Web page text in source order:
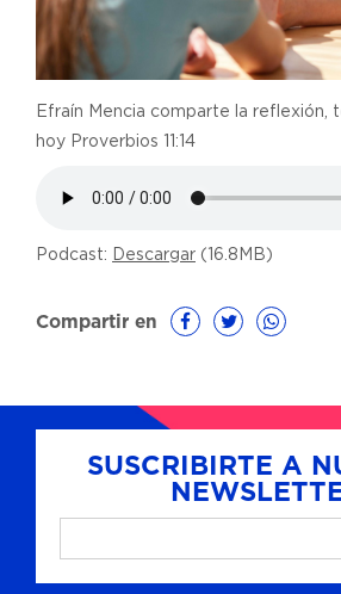
Efraín Mencia comparte la reflexión,
hoy Proverbios 11:14
Podcast: Descargar (16.8MB)
Compartir en
SUSCRIBIRTE A